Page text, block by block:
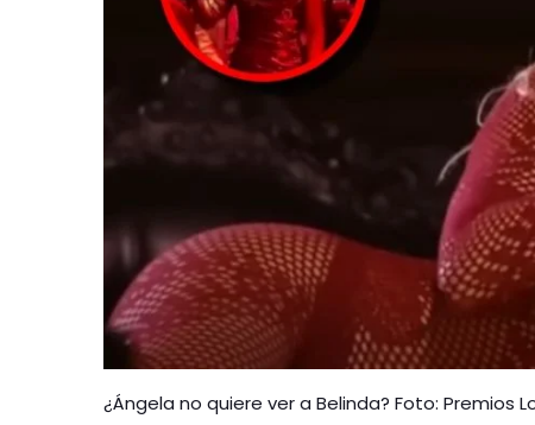
¿Ángela no quiere ver a Belinda? Foto: Premios